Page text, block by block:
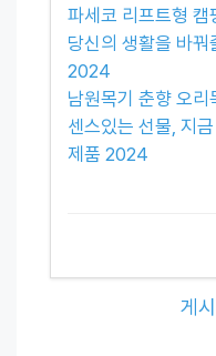
파세코 리프트형 캠
당신의 생활을 바
2024
남원목기 춘향 오리
센스있는 선물, 지
제품 2024
게